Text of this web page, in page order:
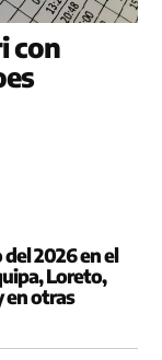
con
2026 en el
Loreto,
en otras